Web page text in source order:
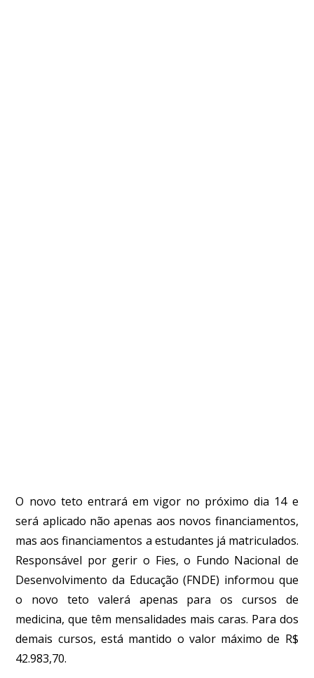
O novo teto entrará em vigor no próximo dia 14 e
será aplicado não apenas aos novos financiamentos,
mas aos financiamentos a estudantes já matriculados.
Responsável por gerir o Fies, o Fundo Nacional de
Desenvolvimento da Educação (FNDE) informou que
o novo teto valerá apenas para os cursos de
medicina, que têm mensalidades mais caras. Para dos
demais cursos, está mantido o valor máximo de R$
42.983,70.